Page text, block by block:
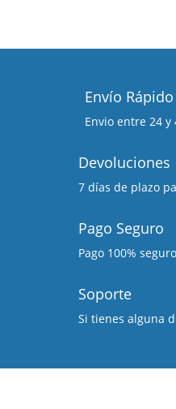
Envío Rápido
Envio entre 24 y
Devoluciones
7 días de plazo
Pago Seguro
Pago 100%
Soporte
Si tienes alguna